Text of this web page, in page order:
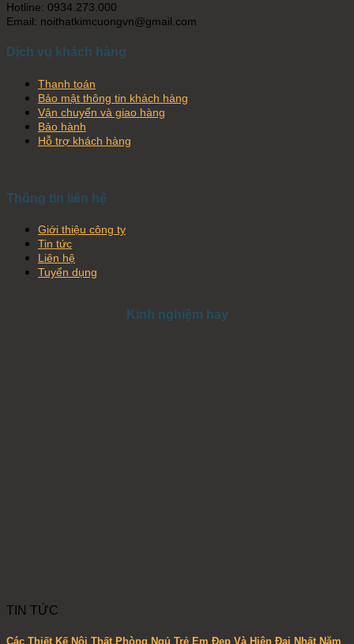
Hotline: 0934.273.000
Email: noithatkimcuongvn@gmail.com
Dịch vụ khách hàng
Thanh toán
Bảo mật thông tin khách hàng
Vận chuyển và giao hàng
Bảo hành
Hỗ trợ khách hàng
Thông tin liên hệ
Giới thiệu công ty
Tin tức
Liên hệ
Tuyển dụng
Kinh nghiệm hay
TIN TỨC
Các Thiết Kế Nội Thất Phòng Ngủ Trẻ Em Đẹp Và Hiện Đại Nhất Năm